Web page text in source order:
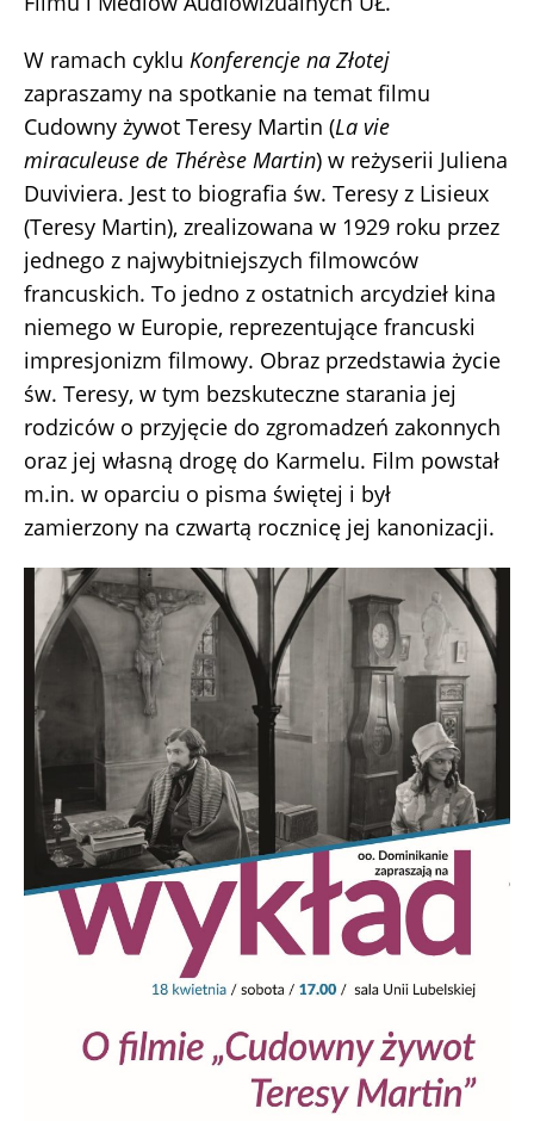
W ramach cyklu Konferencje na Złotej
zapraszamy na spotkanie na temat filmu
Cudowny żywot Teresy Martin (La vie
miraculeuse de Thérèse Martin) w reżyserii Juliena
Duviviera. Jest to biografia św. Teresy z Lisieux
(Teresy Martin), zrealizowana w 1929 roku przez
jednego z najwybitniejszych filmowców
francuskich. To jedno z ostatnich arcydzieł kina
niemego w Europie, reprezentujące francuski
impresjonizm filmowy. Obraz przedstawia życie
św. Teresy, w tym bezskuteczne starania jej
rodziców o przyjęcie do zgromadzeń zakonnych
oraz jej własną drogę do Karmelu. Film powstał
m.in. w oparciu o pisma świętej i był
zamierzony na czwartą rocznicę jej kanonizacji.